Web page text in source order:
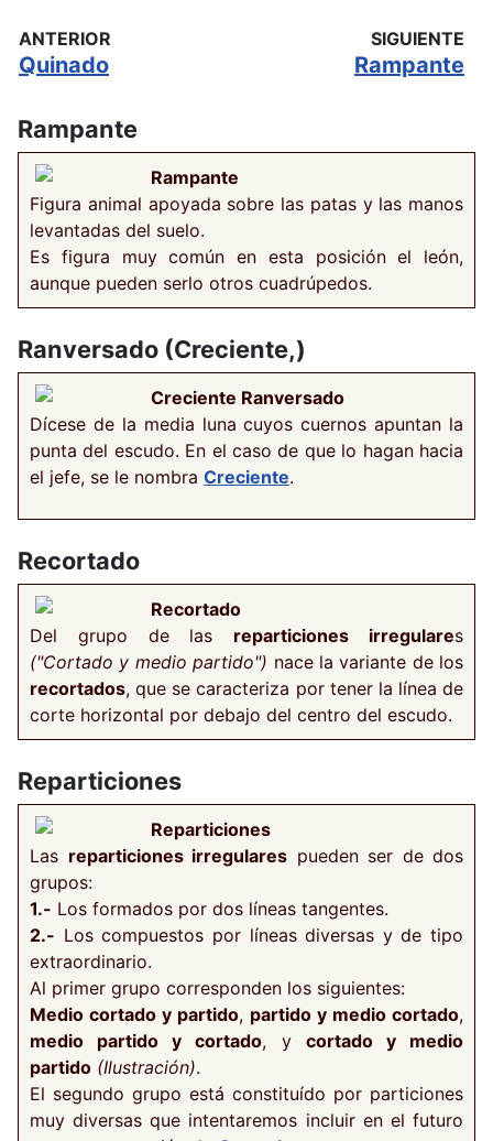
ANTERIOR
Quinado
SIGUIENTE
Rampante
Rampante
Rampante
Figura animal apoyada sobre las patas y las manos
levantadas del suelo.
Es figura muy común en esta posición el león,
aunque pueden serlo otros cuadrúpedos.
Ranversado (Creciente,)
Creciente Ranversado
Dícese de la media luna cuyos cuernos apuntan la
punta del escudo. En el caso de que lo hagan hacia
el jefe, se le nombra Creciente.
Recortado
Recortado
Del grupo de las reparticiones irregulares
("Cortado y medio partido") nace la variante de los
recortados, que se caracteriza por tener la línea de
corte horizontal por debajo del centro del escudo.
Reparticiones
Reparticiones
Las reparticiones irregulares pueden ser de dos
grupos:
1.- Los formados por dos líneas tangentes.
2.- Los compuestos por líneas diversas y de tipo
extraordinario.
Al primer grupo corresponden los siguientes:
Medio cortado y partido, partido y medio cortado,
medio partido y cortado, y cortado y medio
partido (Ilustración).
El segundo grupo está constituído por particiones
muy diversas que intentaremos incluir en el futuro